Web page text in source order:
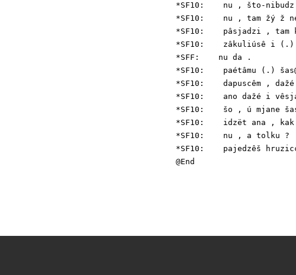
*SF10:    nu , što-
*SF10:    nu , tam žý ž
*SF10:    pâsjadzi ,
*SF10:    zâkuliúsê i (.)
*SFF:    nu da .
*SF10:    paétâmu (.)
*SF10:    dapuscêm ,
*SF10:    ano dažé i
*SF10:    šo , ú mjane
*SF10:    idzët ana , kak
*SF10:    nu , a tolku ?
*SF10:    pajedzêš
@End